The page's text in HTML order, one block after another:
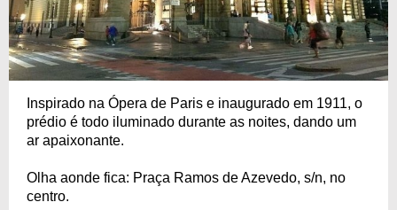
Inspirado na Ópera de Paris e inaugurado em 1911, o
prédio é todo iluminado durante as noites, dando um
ar apaixonante.
Olha aonde fica: Praça Ramos de Azevedo, s/n, no
centro.